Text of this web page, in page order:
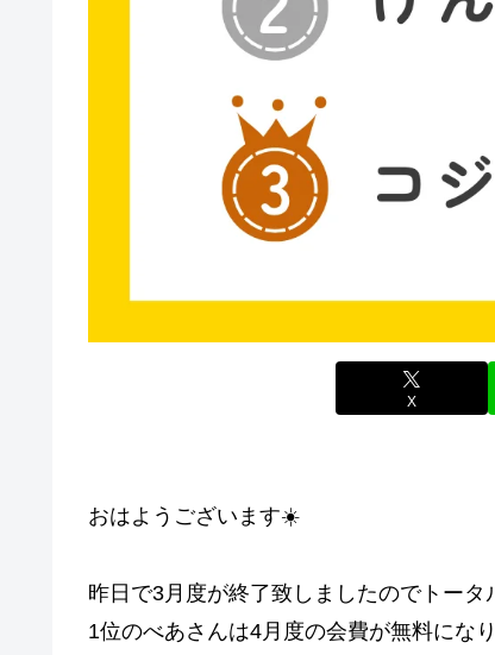
X
おはようございます☀️
昨日で3月度が終了致しましたのでトータ
1位のべあさんは4月度の会費が無料にな